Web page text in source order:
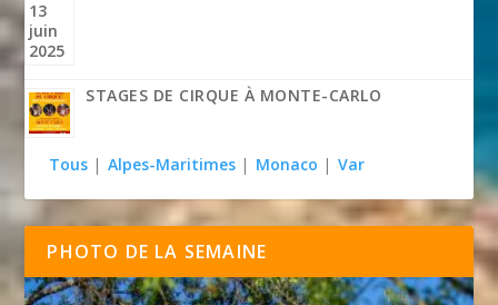
STAGES DE CIRQUE À MONTE-CARLO
Tous | Alpes-Maritimes | Monaco | Var
PHOTO DE LA SEMAINE